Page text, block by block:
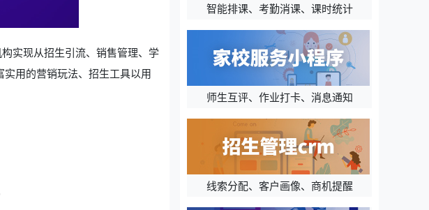
实现从招生引流、销售管理、学
用的营销玩法、招生工具以用
智能排课、考勤消课、课时统计
师生互评、作业打卡、消息通知
线索分配、客户画像、商机提醒